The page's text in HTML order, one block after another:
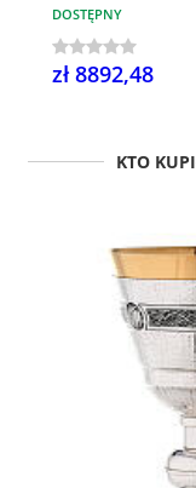
DOSTĘPNY
zł 8892,48
KTO